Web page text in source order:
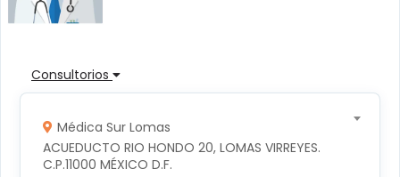
Consultorios
Médica Sur Lomas
ACUEDUCTO RIO HONDO 20, LOMAS VIRREYES.
C.P.11000 MÉXICO D.F.